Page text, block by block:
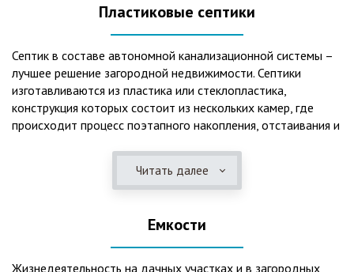
Пластиковые септики
Септик в составе автономной канализационной системы –
лучшее решение загородной недвижимости. Септики
изготавливаются из пластика или стеклопластика,
конструкция которых состоит из нескольких камер, где
происходит процесс поэтапного накопления, отстаивания и
длительный срок службы, так как не подвержены коррозии.
2. Обладают высокой прочностью – способны
состоянии. 3. Могут эксплуатироваться в любом регионе
России при любых низких температурах. 4. Полностью
герметичны, что дает гарантию по полной безопасности
Читать далее
Емкости
Жизнедеятельность на дачных участках и в загородных